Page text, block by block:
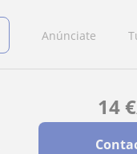
Anúnciate
14€